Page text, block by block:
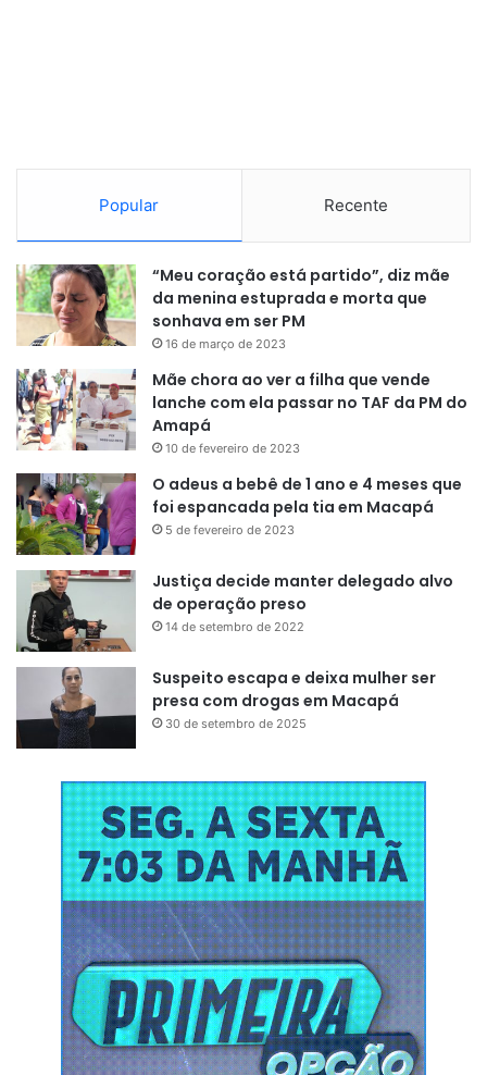
Popular Recente
“Meu coração está partido”, diz mãe
da menina estuprada e morta que
sonhava em ser PM
16 de março de 2023
Mãe chora ao ver a filha que vende
lanche com ela passar no TAF da PM do
Amapá
10 de fevereiro de 2023
O adeus a bebê de 1 ano e 4 meses que
foi espancada pela tia em Macapá
5 de fevereiro de 2023
Justiça decide manter delegado alvo
de operação preso
14 de setembro de 2022
Suspeito escapa e deixa mulher ser
presa com drogas em Macapá
30 de setembro de 2025